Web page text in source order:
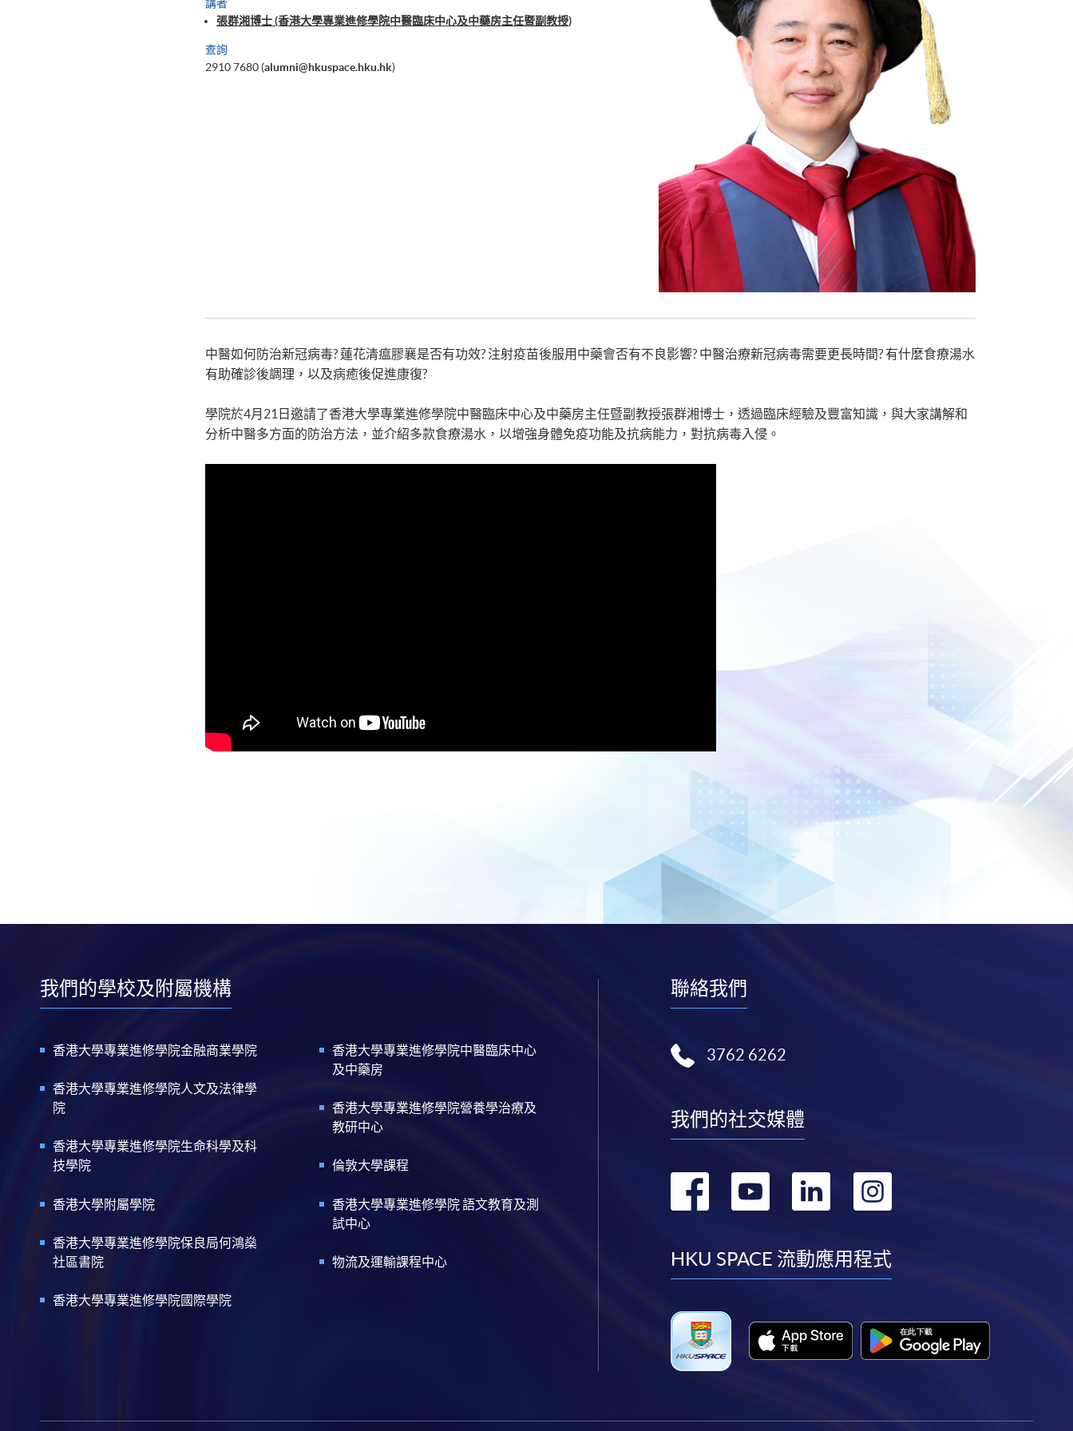
講者
張群湘博士 (香港大學專業進修學院中醫臨床中心及中藥房主任暨副教授)
查詢
2910 7680 (alumni@hkuspace.hku.hk)
中醫如何防治新冠病毒? 蓮花清瘟膠襄是否有功效? 注射疫苗後服用中藥會否有不良影響? 中醫治療新冠病毒需要更長時間? 有什麼食療湯水
有助確診後調理，以及病癒後促進康復?
學院於4月21日邀請了香港大學專業進修學院中醫臨床中心及中藥房主任暨副教授張群湘博士，透過臨床經驗及豐富知識，與大家講解和
分析中醫多方面的防治方法，並介紹多款食療湯水，以增強身體免疫功能及抗病能力，對抗病毒入侵。
我們的學校及附屬機構
香港大學專業進修學院金融商業學院
香港大學專業進修學院人文及法律學
院
香港大學專業進修學院生命科學及科
技學院
香港大學附屬學院
香港大學專業進修學院保良局何鴻燊
社區書院
香港大學專業進修學院國際學院
香港大學專業進修學院中醫臨床中心
及中藥房
香港大學專業進修學院營養學治療及
教研中心
倫敦大學課程
香港大學專業進修學院 語文教育及測
試中心
物流及運輸課程中心
聯絡我們
3762 6262
我們的社交媒體
轉
facebook
轉
youtube
轉
linkedin
轉
instagram
HKU SPACE 流動應用程式